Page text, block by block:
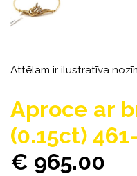
Attēlam ir ilustratīva
Aproce ar
(0.15ct)
€ 965.00